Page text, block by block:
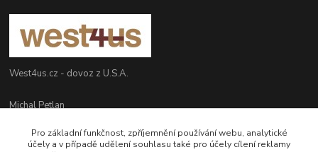
West4us.cz - dovoz z U.S.A.
Michal Petlan
(Po-Pá, 9-16h)
Pro základní funkčnost, zpříjemnění používání webu, analytické
účely a v případě udělení souhlasu také pro účely cílení reklamy